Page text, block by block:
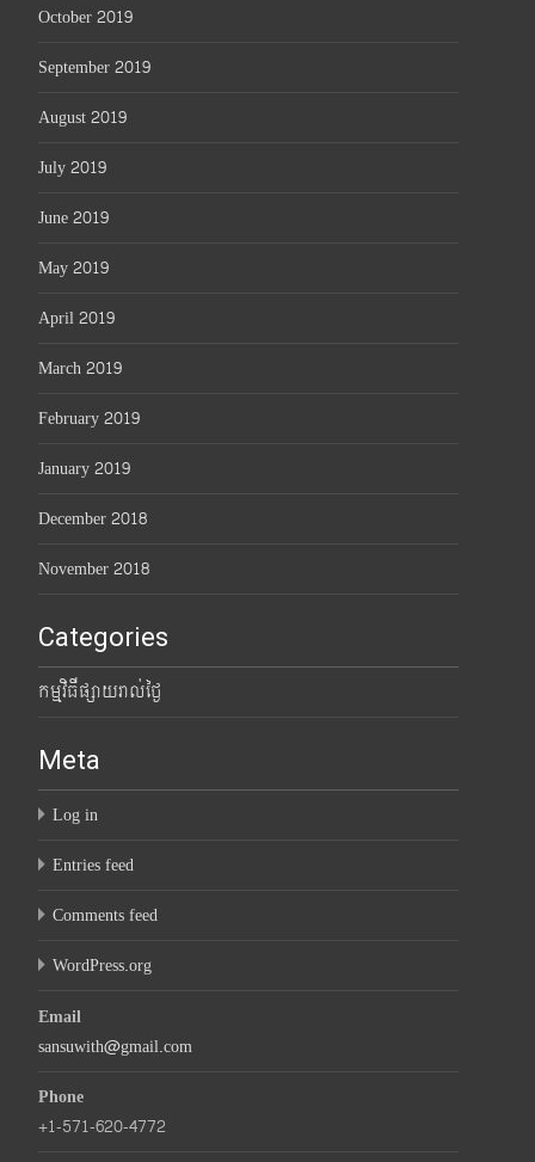
October 2019
September 2019
August 2019
July 2019
June 2019
May 2019
April 2019
March 2019
February 2019
January 2019
December 2018
November 2018
Categories
កម្មវិធីផ្សាយរាល់ថ្ងៃ
Meta
Log in
Entries feed
Comments feed
WordPress.org
Email
sansuwith@gmail.com
Phone
+1-571-620-4772